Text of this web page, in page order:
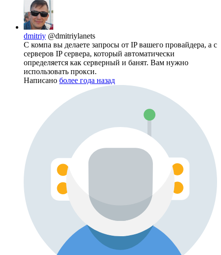
dmitriy @dmitriylanets
С компа вы делаете запросы от IP вашего провайдера, а с
серверов IP сервера, который автоматически
определяется как серверный и банят. Вам нужно
использовать прокси.
Написано более года назад